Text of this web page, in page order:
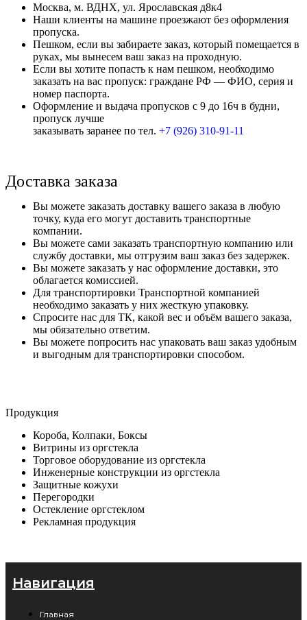
Москва, м. ВДНХ, ул. Ярославская д8к4
Наши клиенты на машине проезжают без оформления
пропуска.
Пешком, если вы забираете заказ, который помещается в
руках, мы вынесем ваш заказ на проходную.
Если вы хотите попасть к нам пешком, необходимо
заказать на вас пропуск: граждане РФ — ФИО, серия и
номер паспорта.
Оформление и выдача пропусков с 9 до 16ч в будни,
пропуск лучше
заказывать заранее по тел. +7 (926) 310-91-11
Доставка заказа
Вы можете заказать доставку вашего заказа в любую
точку, куда его могут доставить транспортные
компании.
Вы можете сами заказать транспортную компанию или
службу доставки, мы отгрузим ваш заказ без задержек.
Вы можете заказать у нас оформление доставки, это
облагается комиссией.
Для транспортировки Транспортной компанией
необходимо заказать у них жесткую упаковку.
Спросите нас для ТК, какой вес и объём вашего заказа,
мы обязательно ответим.
Вы можете попросить нас упаковать ваш заказ удобным
и выгодным для транспортировки способом.
Продукция
Короба, Колпаки, Боксы
Витрины из оргстекла
Торговое оборудование из оргстекла
Инженерные конструкции из оргстекла
Защитные кожухи
Перегородки
Остекление оргстеклом
Рекламная продукция
Навигация
Главная